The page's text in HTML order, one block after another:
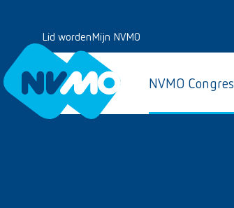
Lid wordenMijn NVMO
NVMO Congres